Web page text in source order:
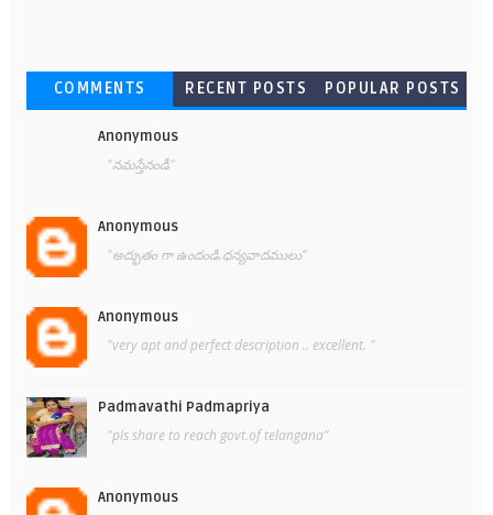
COMMENTS RECENT POSTS POPULAR POSTS
Anonymous
"నమస్తేనండీ"
Anonymous
"అద్భుతం గా ఉందండి.ధన్యవాదములు"
Anonymous
"very apt and perfect description .. excellent. "
Padmavathi Padmapriya
"pls share to reach govt.of telangana"
Anonymous